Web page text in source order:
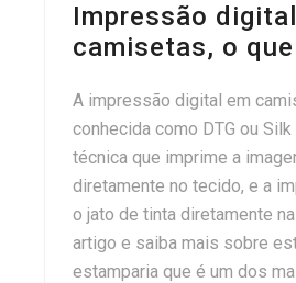
Impressão
camisetas, o que
A impressão digital em
conhecida como DTG ou
técnica que imprime a
diretamente no tecido, e a
o jato de tinta diretamente
artigo e saiba mais sobre
estamparia que é um dos